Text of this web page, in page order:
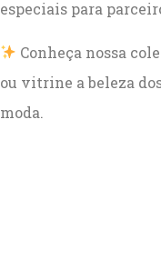
especiais para
Conheça nossa
ou vitrine a beleza
moda.